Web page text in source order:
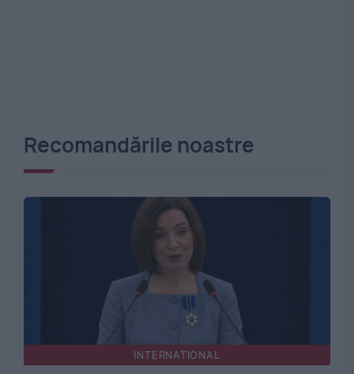
Recomandările noastre
INTERNATIONAL